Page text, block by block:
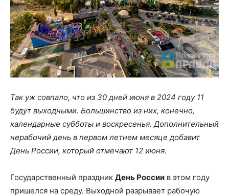
Так уж совпало, что из 30 дней июня в 2024 году 11
будут выходными. Большинство из них, конечно,
календарные субботы и воскресенья. Дополнительный
нерабочий день в первом летнем месяце добавит
День России, который отмечают 12 июня.
Государственный праздник День России в этом году
пришелся на среду. Выходной разрывает рабочую